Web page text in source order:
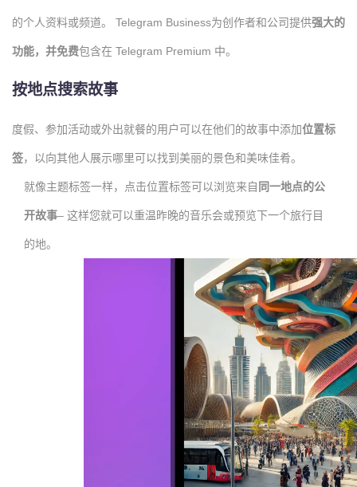
的个人资料或频道。 Telegram Business为创作者和公司提供强大的
功能，并免费包含在 Telegram Premium 中。
按地点搜索故事
度假、参加活动或外出就餐的用户可以在他们的故事中添加位置标
签，以向其他人展示哪里可以找到美丽的景色和美味佳肴。
就像主题标签一样，点击位置标签可以浏览来自同一地点的公
开故事– 这样您就可以重温昨晚的音乐会或预览下一个旅行目
的地。